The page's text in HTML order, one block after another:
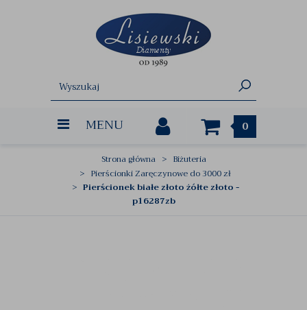
MENU 0
Strona główna
Biżuteria
Pierścionki Zaręczynowe do 3000 zł
Pierścionek białe złoto żółte złoto -
p16287zb